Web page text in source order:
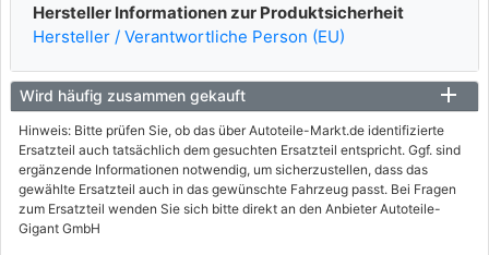
Hersteller Informationen zur Produktsicherheit
Hersteller / Verantwortliche Person (EU)
Wird häufig zusammen gekauft
Hinweis: Bitte prüfen Sie, ob das über Autoteile-Markt.de identifizierte
Ersatzteil auch tatsächlich dem gesuchten Ersatzteil entspricht. Ggf. sind
ergänzende Informationen notwendig, um sicherzustellen, dass das
gewählte Ersatzteil auch in das gewünschte Fahrzeug passt. Bei Fragen
zum Ersatzteil wenden Sie sich bitte direkt an den Anbieter Autoteile-
Gigant GmbH